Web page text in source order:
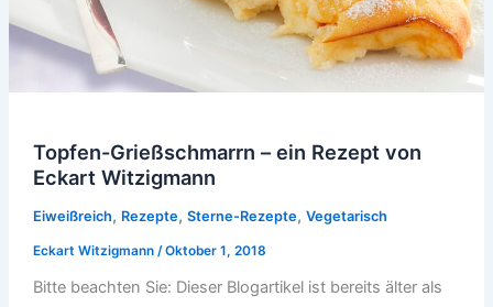
Topfen-Grießschmarrn – ein Rezept von
Eckart Witzigmann
Eiweißreich, Rezepte, Sterne-Rezepte, Vegetarisch
Eckart Witzigmann /Oktober 1, 2018
Bitte beachten Sie: Dieser Blogartikel ist bereits älter als